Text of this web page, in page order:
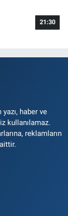
21:30
haber ve
kullanılamaz.
reklamların